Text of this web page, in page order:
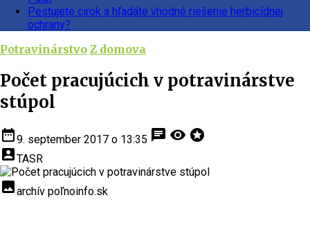
Pestujete cirok a hľadáte vhodné riešenie herbicídnej
ochrany?
Potravinárstvo Z domova
Počet pracujúcich v potravinárstve
stúpol
date_range9. september 2017 o 13:35 chat visibility stars
account_boxTASR
insert_photoarchív poľnoinfo.sk